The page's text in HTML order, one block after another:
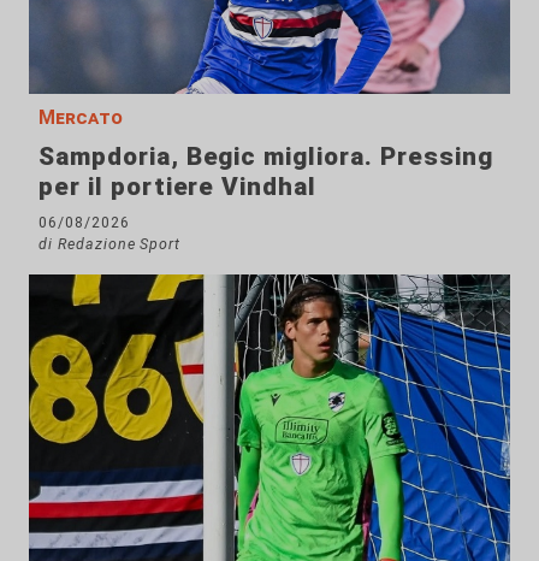
Mercato
Sampdoria, Begic migliora. Pressing
per il portiere Vindhal
06/08/2026
di Redazione Sport